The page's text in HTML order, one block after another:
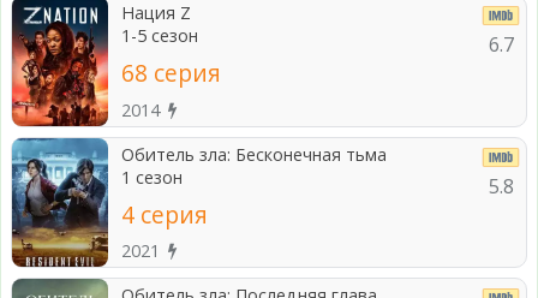
Нация Z
1-5 сезон
68 серия
2014
6.7
Обитель зла: Бесконечная тьма
1 сезон
4 серия
2021
5.8